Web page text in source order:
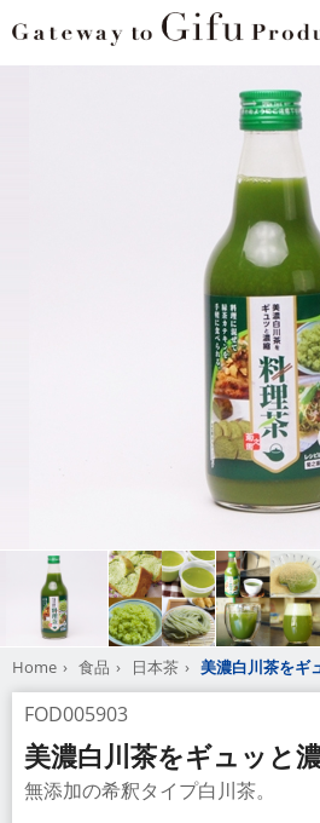
Home 食品 日本茶 美濃白川茶をギ
FOD005903
美濃白川茶をギュッと
無添加の希釈タイプ白川茶。